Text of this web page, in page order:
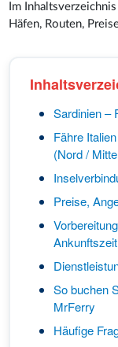
Im
Häfen, Routen,
Sardinien –
Fähre
(Nord /
Preise,
Ankunftszeit
So buchen
MrFerry
Häufige